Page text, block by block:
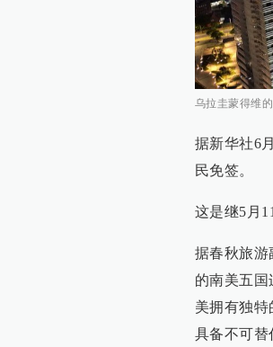
乌拉圭蒙得维
据新华社6
民免签。
这是继5月
据春秋旅游
的南美五
美拥有独特
具备不可替